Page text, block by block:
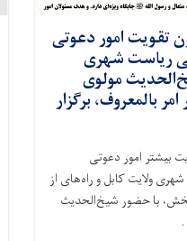
تقویت امور دعوتی
ریاست شهری
مولوی
بالمعروف، برگزار
بیشتر امور دعوتی
ولایت کابل و راه‌های از
با حضور شیخ‌الحدیث